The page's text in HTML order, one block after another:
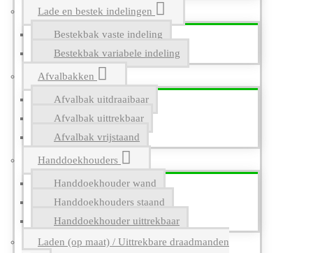
Lade en bestek indelingen
Bestekbak vaste indeling
Bestekbak variabele indeling
Afvalbakken
Afvalbak uitdraaibaar
Afvalbak uittrekbaar
Afvalbak vrijstaand
Handdoekhouders
Handdoekhouder wand
Handdoekhouders staand
Handdoekhouder uittrekbaar
Laden (op maat) / Uittrekbare draadmanden